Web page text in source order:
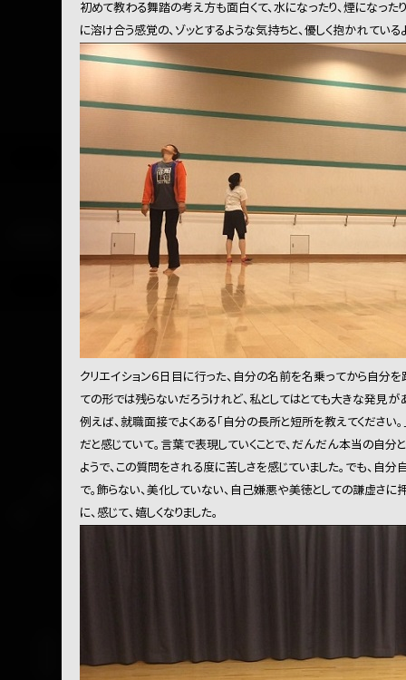
初めて教わる舞踏の考え方も面白くて、水になったり、煙になった
に溶け合う感覚の、ゾッとするような気持ちと、優しく抱かれてい
クリエイション６日目に行った、自分の名前を名乗ってから自分
ての形では残らないだろうけれど、私としてはとても大きな発見があ
例えば、就職面接でよくある「自分の長所と短所を教えてください
だと感じていて。言葉で表現していくことで、だんだん本当の自
ようで、この質問をされる度に苦しさを感じていました。でも、自
で。飾らない、美化していない、自己嫌悪や美徳としての謙虚さ
に、感じて、嬉しくなりました。